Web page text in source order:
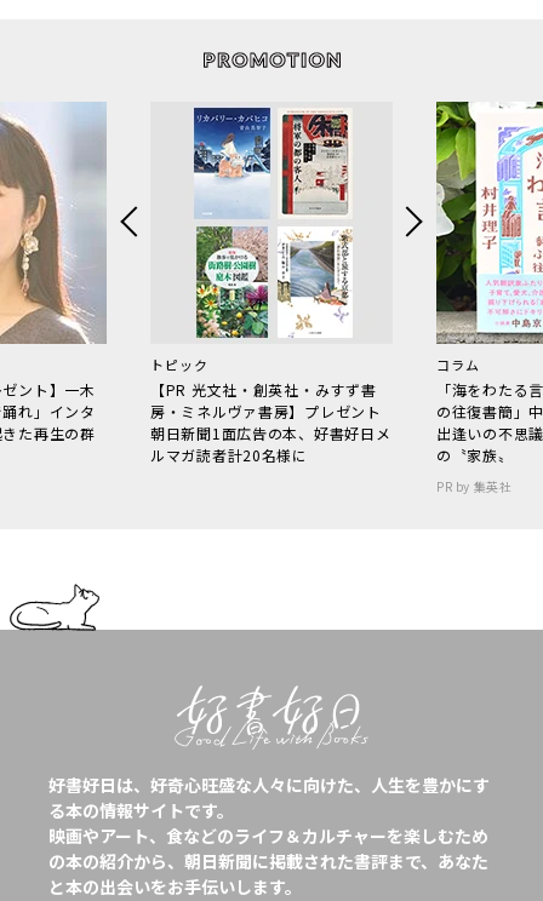
ント】一木
れ」インタ
た再生の群
トピック
【PR 光文社・創英社・みすず書
房・ミネルヴァ書房】プレゼント
朝日新聞1面広告の本、好書好日メ
ルマガ読者計20名様に
コラム
「海をわた
の往復書簡」
出逢いの不思
の〝家族〟
PR by 集英社
好書好日は、好奇心旺盛な人々に向けた、人生を豊かにす
る本の情報サイトです。
映画やアート、食などのライフ＆カルチャーを楽しむため
の本の紹介から、朝日新聞に掲載された書評まで、あなた
と本の出会いをお手伝いします。